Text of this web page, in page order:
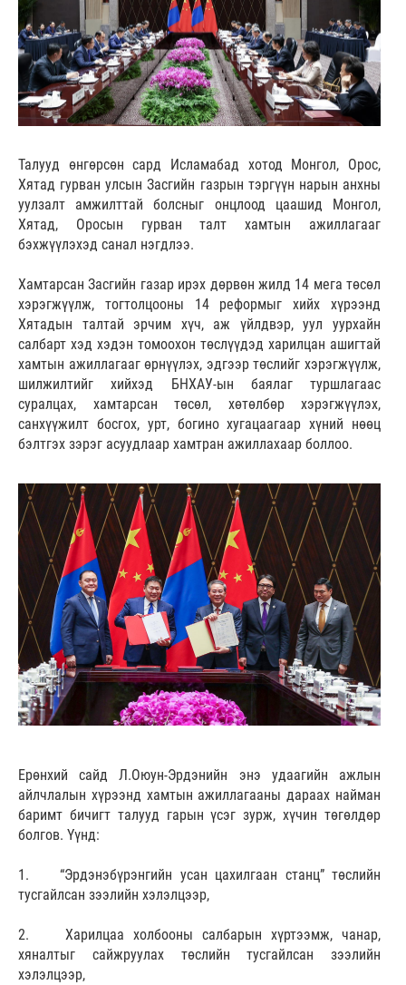
Талууд өнгөрсөн сард Исламабад хотод Монгол, Орос,
Хятад гурван улсын Засгийн газрын тэргүүн нарын анхны
уулзалт амжилттай болсныг онцлоод цаашид Монгол,
Хятад, Оросын гурван талт хамтын ажиллагааг
бэхжүүлэхэд санал нэгдлээ.
Хамтарсан Засгийн газар ирэх дөрвөн жилд 14 мега төсөл
хэрэгжүүлж, тогтолцооны 14 реформыг хийх хүрээнд
Хятадын талтай эрчим хүч, аж үйлдвэр, уул уурхайн
салбарт хэд хэдэн томоохон төслүүдэд харилцан ашигтай
хамтын ажиллагааг өрнүүлэх, эдгээр төслийг хэрэгжүүлж,
шилжилтийг хийхэд БНХАУ-ын баялаг туршлагаас
суралцах, хамтарсан төсөл, хөтөлбөр хэрэгжүүлэх,
санхүүжилт босгох, урт, богино хугацаагаар хүний нөөц
бэлтгэх зэрэг асуудлаар хамтран ажиллахаар боллоо.
Ерөнхий сайд Л.Оюун-Эрдэнийн энэ удаагийн ажлын
айлчлалын хүрээнд хамтын ажиллагааны дараах найман
баримт бичигт талууд гарын үсэг зурж, хүчин төгөлдөр
болгов. Үүнд:
1. “Эрдэнэбүрэнгийн усан цахилгаан станц” төслийн
тусгайлсан зээлийн хэлэлцээр,
2. Харилцаа холбооны салбарын хүртээмж, чанар,
хяналтыг сайжруулах төслийн тусгайлсан зээлийн
хэлэлцээр,